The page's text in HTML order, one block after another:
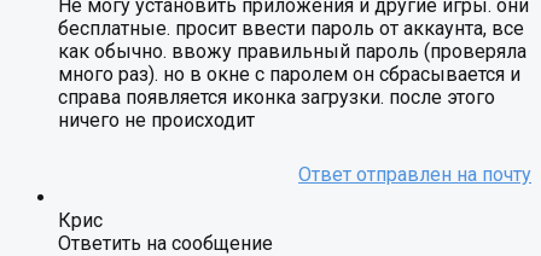
Не могу установить приложения и другие игры. они
бесплатные. просит ввести пароль от аккаунта, все
как обычно. ввожу правильный пароль (проверяла
много раз). но в окне с паролем он сбрасывается и
справа появляется иконка загрузки. после этого
ничего не происходит
Крис
Ответить на сообщение